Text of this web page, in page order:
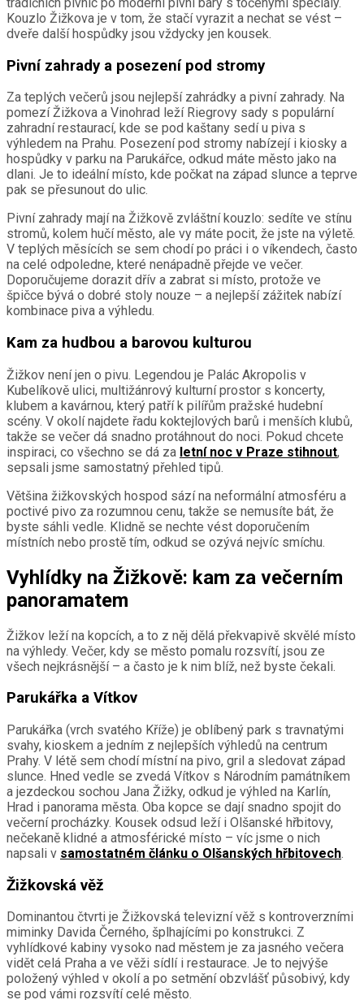
Kouzlo Žižkova je v tom, že stačí vyrazit a nechat se vést –
dveře další hospůdky jsou vždycky jen kousek.
Pivní zahrady a posezení pod stromy
Za teplých večerů jsou nejlepší zahrádky a pivní zahrady. Na
pomezí Žižkova a Vinohrad leží Riegrovy sady s populární
zahradní restaurací, kde se pod kaštany sedí u piva s
výhledem na Prahu. Posezení pod stromy nabízejí i kiosky a
hospůdky v parku na Parukářce, odkud máte město jako na
dlani. Je to ideální místo, kde počkat na západ slunce a teprve
pak se přesunout do ulic.
Pivní zahrady mají na Žižkově zvláštní kouzlo: sedíte ve stínu
stromů, kolem hučí město, ale vy máte pocit, že jste na výletě.
V teplých měsících se sem chodí po práci i o víkendech, často
na celé odpoledne, které nenápadně přejde ve večer.
Doporučujeme dorazit dřív a zabrat si místo, protože ve
špičce bývá o dobré stoly nouze – a nejlepší zážitek nabízí
kombinace piva a výhledu.
Kam za hudbou a barovou kulturou
Žižkov není jen o pivu. Legendou je Palác Akropolis v
Kubelíkově ulici, multižánrový kulturní prostor s koncerty,
klubem a kavárnou, který patří k pilířům pražské hudební
scény. V okolí najdete řadu koktejlových barů i menších klubů,
takže se večer dá snadno protáhnout do noci. Pokud chcete
inspiraci, co všechno se dá za letní noc v Praze stihnout,
sepsali jsme samostatný přehled tipů.
Většina žižkovských hospod sází na neformální atmosféru a
poctivé pivo za rozumnou cenu, takže se nemusíte bát, že
byste sáhli vedle. Klidně se nechte vést doporučením
místních nebo prostě tím, odkud se ozývá nejvíc smíchu.
Vyhlídky na Žižkově: kam za večerním
panoramatem
Žižkov leží na kopcích, a to z něj dělá překvapivě skvělé místo
na výhledy. Večer, kdy se město pomalu rozsvítí, jsou ze
všech nejkrásnější – a často je k nim blíž, než byste čekali.
Parukářka a Vítkov
Parukářka (vrch svatého Kříže) je oblíbený park s travnatými
svahy, kioskem a jedním z nejlepších výhledů na centrum
Prahy. V létě sem chodí místní na pivo, gril a sledovat západ
slunce. Hned vedle se zvedá Vítkov s Národním památníkem
a jezdeckou sochou Jana Žižky, odkud je výhled na Karlín,
Hrad i panorama města. Oba kopce se dají snadno spojit do
večerní procházky. Kousek odsud leží i Olšanské hřbitovy,
nečekaně klidné a atmosférické místo – víc jsme o nich
napsali v samostatném článku o Olšanských hřbitovech.
Žižkovská věž
Dominantou čtvrti je Žižkovská televizní věž s kontroverzními
miminky Davida Černého, šplhajícími po konstrukci. Z
vyhlídkové kabiny vysoko nad městem je za jasného večera
vidět celá Praha a ve věži sídlí i restaurace. Je to nejvýše
položený výhled v okolí a po setmění obzvlášť působivý, kdy
se pod vámi rozsvítí celé město.